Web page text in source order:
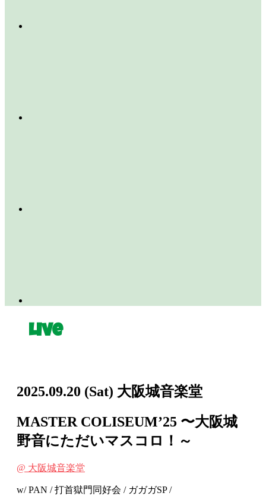
Live
2025.09.20 (Sat) 大阪城音楽堂
MASTER COLISEUM’25 〜大阪城
野音にただいマスコロ！～
@ 大阪城音楽堂
w/ PAN / 打首獄門同好会 / ガガガSP /